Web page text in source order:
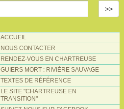
>>
ACCUEIL
NOUS CONTACTER
RENDEZ-VOUS EN CHARTREUSE
GUIERS MORT : RIVIÈRE SAUVAGE
TEXTES DE RÉFÉRENCE
LE SITE "CHARTREUSE EN
TRANSITION"